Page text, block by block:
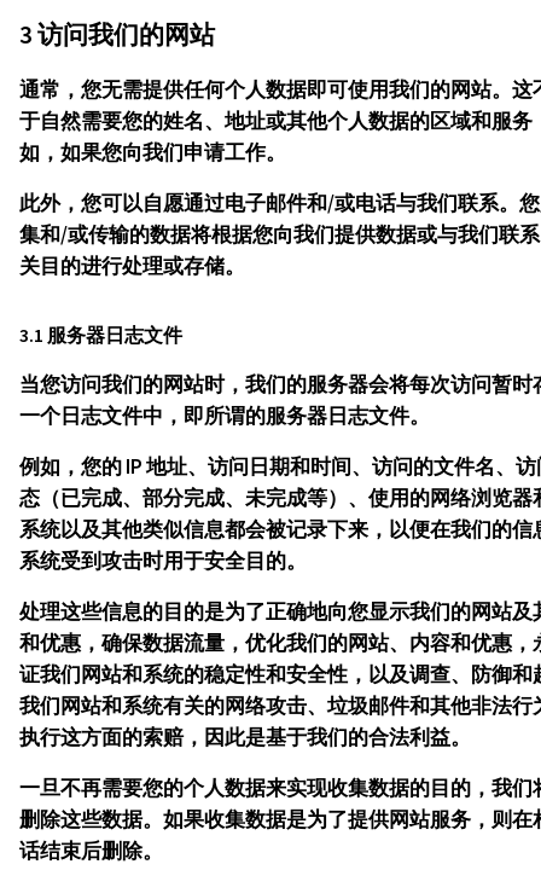
3 访问我们的网站
通常，您无需提供任何个人数据即可使用我们的网站。这
于自然需要您的姓名、地址或其他个人数据的区域和服务
如，如果您向我们申请工作。
此外，您可以自愿通过电子邮件和/或电话与我们联系。
集和/或传输的数据将根据您向我们提供数据或与我们联
关目的进行处理或存储。
3.1 服务器日志文件
当您访问我们的网站时，我们的服务器会将每次访问暂时
一个日志文件中，即所谓的服务器日志文件。
例如，您的 IP 地址、访问日期和时间、访问的文件名、
态（已完成、部分完成、未完成等）、使用的网络浏览器
系统以及其他类似信息都会被记录下来，以便在我们的信
系统受到攻击时用于安全目的。
处理这些信息的目的是为了正确地向您显示我们的网站及
和优惠，确保数据流量，优化我们的网站、内容和优惠，
证我们网站和系统的稳定性和安全性，以及调查、防御和
我们网站和系统有关的网络攻击、垃圾邮件和其他非法行
执行这方面的索赔，因此是基于我们的合法利益。
一旦不再需要您的个人数据来实现收集数据的目的，我们
删除这些数据。如果收集数据是为了提供网站服务，则在
话结束后删除。